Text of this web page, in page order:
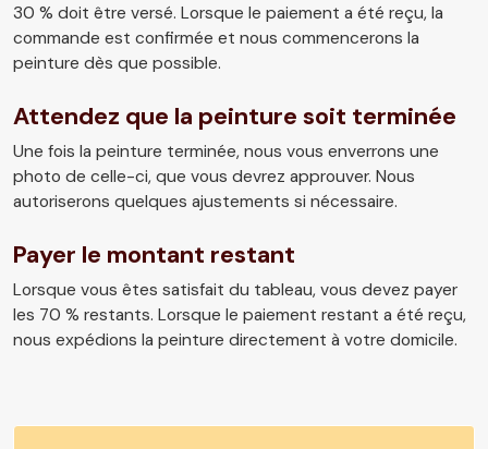
30 % doit être versé. Lorsque le paiement a été reçu, la
commande est confirmée et nous commencerons la
peinture dès que possible.
Attendez que la peinture soit terminée
Une fois la peinture terminée, nous vous enverrons une
photo de celle-ci, que vous devrez approuver. Nous
autoriserons quelques ajustements si nécessaire.
Payer le montant restant
Lorsque vous êtes satisfait du tableau, vous devez payer
les 70 % restants. Lorsque le paiement restant a été reçu,
nous expédions la peinture directement à votre domicile.